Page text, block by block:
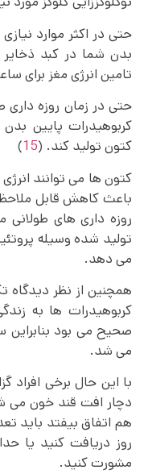
حتی در اکثر موارد
بدن شما در کبد ذخایر
تامین انرژی مغز برای
کربوهیدرات پایین
کتون تولید کند. (15
)
کتون ها می‌ توانند
باعث کاهش قابل ملاحظه
روزه‌ داری های طولانی
تولید شده وسیله
می دهد.
همچنین از نظر دیدگاه
کربوهیدرات ها به
صحیح می بود بنابراین
می شد.
با این حال برخی افراد
دچار افت قند خون می
هم اتفاق بیفتد باید
روز دریافت کنید یا
مشورت کنید.